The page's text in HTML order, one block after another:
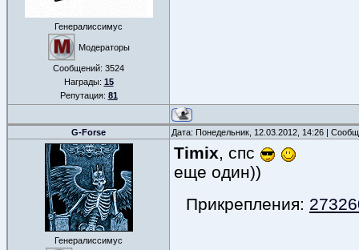
Генералиссимус
Модераторы
Сообщений: 3524
Награды: 15
Репутация: 81
G-Forse Дата: Понедельник, 12.03.2012, 14:26 |
Генералиссимус
Timix, спс
еще один))
Прикрепления: